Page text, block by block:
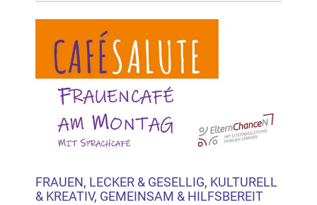
FRAUEN, LECKER & GESELLIG, KULTURELL
& KREATIV, GEMEINSAM & HILFSBEREIT